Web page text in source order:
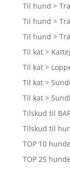
Til hund >
Til hund >
Til hund >
Til kat >
Til kat >
Til kat >
Til kat >
Tilskud til
Tilskud til
TOP 10
TOP 25